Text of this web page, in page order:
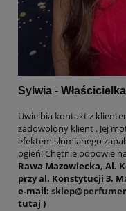
Sylwia -
Uwielbia kontakt z
zadowolony klient . Jej
efektem słomianego
ogień! Chętnie odpowie
Rawa Mazowiecka, Al.
przy al. Konstytucji 3.
e-mail:
tutaj )